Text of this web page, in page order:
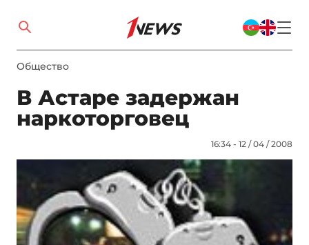
Общество
В Астаре задержан
наркоторговец
16:34 - 12 / 04 / 2008